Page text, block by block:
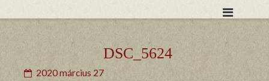
DSC_5624
2020 március 27